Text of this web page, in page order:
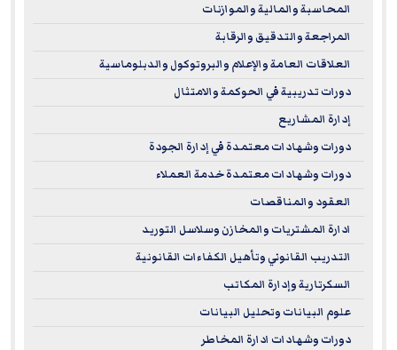
المحاسبة والمالية والموازنات
المراجعة والتدقيق والرقابة
العلاقات العامة والإعلام والبروتوكول والدبلوماسية
دورات تدريبية في الحوكمة والامتثال
إدارة المشاريع
دورات وشهادات معتمدة في إدارة الجودة
دورات وشهادات معتمدة خدمة العملاء
العقود والمناقصات
ادارة المشتريات والمخازن وسلاسل التوريد
التدريب القانوني وتأهيل الكفاءات القانونية
السكرتارية وإدارة المكاتب
علوم البيانات وتحليل البيانات
دورات وشهادات ادارة المخاطر